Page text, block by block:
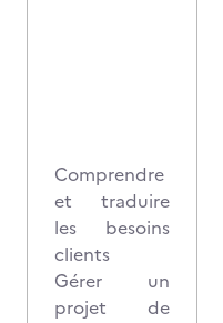
Comprendre
et traduire
les besoins
clients
Gérer un
projet de